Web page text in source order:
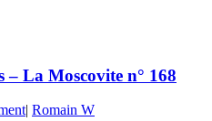
– La Moscovite n° 168
| Romain W